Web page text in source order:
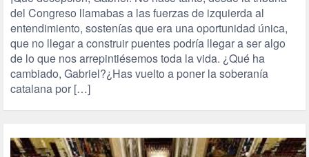
del Congreso llamabas a las fuerzas de izquierda al
entendimiento, sostenías que era una oportunidad única,
que no llegar a construir puentes podría llegar a ser algo
de lo que nos arrepintiésemos toda la vida. ¿Qué ha
cambiado, Gabriel?¿Has vuelto a poner la soberanía
catalana por […]